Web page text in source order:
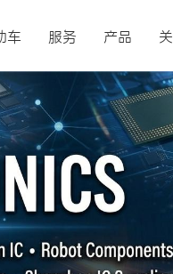
车 服务 产品